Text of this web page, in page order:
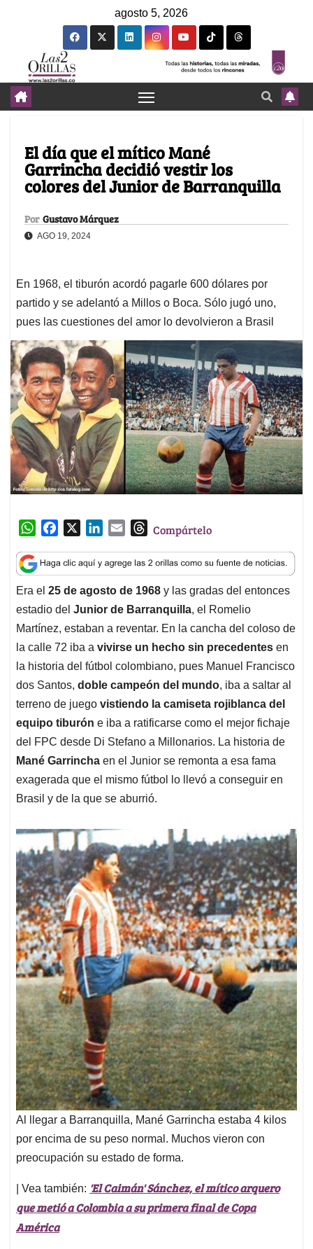
agosto 5, 2026
El día que el mítico Mané
Garrincha decidió vestir los
colores del Junior de Barranquilla
Por Gustavo Márquez
AGO 19, 2024
En 1968, el tiburón acordó pagarle 600 dólares por
partido y se adelantó a Millos o Boca. Sólo jugó uno,
pues las cuestiones del amor lo devolvieron a Brasil
W
a
t
s
A
p
p
c
e
b
o
o
k
n
k
e
d
I
n
a
i
l
T
r
e
a
d
s
Compártelo
Era el 25 de agosto de 1968 y las gradas del entonces
estadio del Junior de Barranquilla, el Romelio
Martínez, estaban a reventar. En la cancha del coloso de
la calle 72 iba a vivirse un hecho sin precedentes en
la historia del fútbol colombiano, pues Manuel Francisco
dos Santos, doble campeón del mundo, iba a saltar al
terreno de juego vistiendo la camiseta rojiblanca del
equipo tiburón e iba a ratificarse como el mejor fichaje
del FPC desde Di Stefano a Millonarios. La historia de
Mané Garrincha en el Junior se remonta a esa fama
exagerada que el mismo fútbol lo llevó a conseguir en
Brasil y de la que se aburrió.
Al llegar a Barranquilla, Mané Garrincha estaba 4 kilos
por encima de su peso normal. Muchos vieron con
preocupación su estado de forma.
| Vea también: 'El Caimán' Sánchez, el mítico arquero
que metió a Colombia a su primera final de Copa
América